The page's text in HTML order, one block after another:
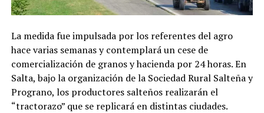
La medida fue impulsada por los referentes del agro
hace varias semanas y contemplará un cese de
comercialización de granos y hacienda por 24 horas. En
Salta, bajo la organización de la Sociedad Rural Salteña y
Prograno, los productores salteños realizarán el
“tractorazo” que se replicará en distintas ciudades.